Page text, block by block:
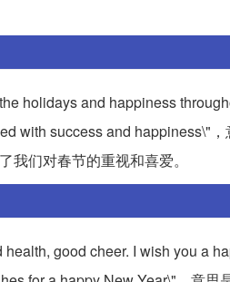
holidays and happiness
with success and happiness\"
们对春节的重视和喜爱。
good cheer. I wish you a